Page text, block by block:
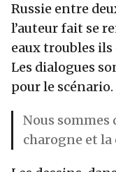
Russie entre
l’auteur fait se
eaux troubles ils
Les dialogues
pour le scénario.
Nous sommes
charogne et la